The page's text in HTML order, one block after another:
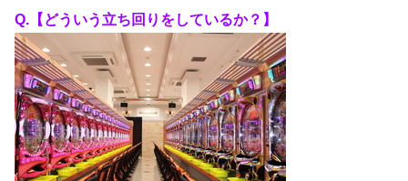
Q.【どういう立ち回りをしているか？】